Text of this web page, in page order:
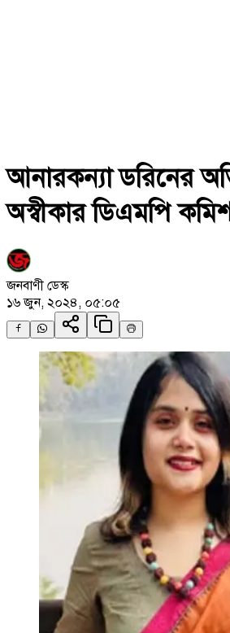
আনারকন্যা ডরিনের
অস্বীকার ডিএমপি
জনবাণী ডেস্ক
১৬ জুন, ২০২৪, ০৫:০৫